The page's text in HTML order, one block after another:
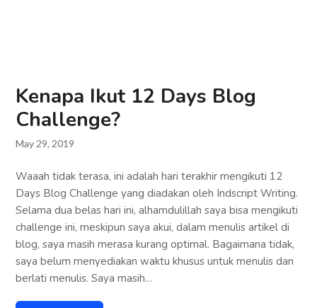
Kenapa Ikut 12 Days Blog
Challenge?
May 29, 2019
Waaah tidak terasa, ini adalah hari terakhir mengikuti 12
Days Blog Challenge yang diadakan oleh Indscript Writing.
Selama dua belas hari ini, alhamdulillah saya bisa mengikuti
challenge ini, meskipun saya akui, dalam menulis artikel di
blog, saya masih merasa kurang optimal. Bagaimana tidak,
saya belum menyediakan waktu khusus untuk menulis dan
berlati menulis. Saya masih…